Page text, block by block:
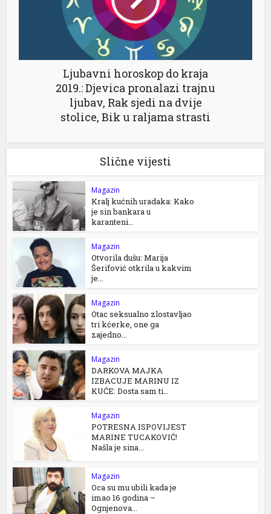
Ljubavni horoskop do kraja
2019.: Djevica pronalazi trajnu
ljubav, Rak sjedi na dvije
stolice, Bik u raljama strasti
Slične vijesti
Magazin
Kralj kućnih uradaka: Kako
je sin bankara u
karanteni...
Magazin
Otvorila dušu: Marija
Šerifović otkrila u kakvim
je...
Magazin
Otac seksualno zlostavljao
tri kćerke, one ga
zajedno...
Magazin
DARKOVA MAJKA
IZBACUJE MARINU IZ
KUĆE: Dosta sam ti...
Magazin
POTRESNA ISPOVIJEST
MARINE TUCAKOVIĆ!
Našla je sina...
Magazin
Oca su mu ubili kada je
imao 16 godina –
Ognjenova...